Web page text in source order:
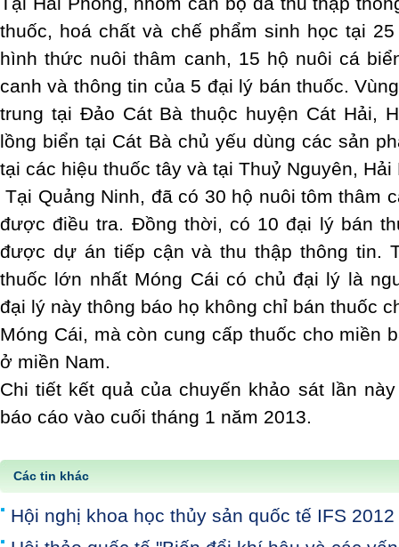
thuốc, hoá chất và chế phẩm sinh học tại
hình thức nuôi thâm canh, 15 hộ nuôi cá
canh và thông tin của 5 đại lý bán thuốc.
trung tại Đảo Cát Bà thuộc huyện Cát Hải,
lồng biển tại Cát Bà chủ yếu dùng các sản
tại các hiệu thuốc tây và tại Thuỷ Nguyên, Hải
Tại Quảng Ninh, đã có 30 hộ nuôi tôm thâm
được điều tra. Đồng thời, có 10 đại lý bán
được dự án tiếp cận và thu thập thông tin.
thuốc lớn nhất Móng Cái có chủ đại lý là
đại lý này thông báo họ không chỉ bán thuốc
Móng Cái, mà còn cung cấp thuốc cho miền
ở miền Nam.
Chi tiết kết quả của chuyến khảo sát lần
báo cáo vào cuối tháng 1 năm 2013.
Các tin khác
Hội nghị khoa học thủy sản quốc tế IFS 2012